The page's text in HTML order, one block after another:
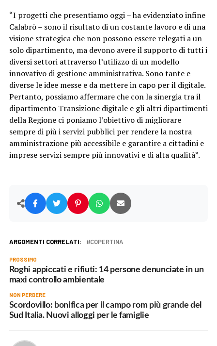
“I progetti che presentiamo oggi – ha evidenziato infine
Calabrò – sono il risultato di un costante lavoro e di una
visione strategica che non possono essere relegati a un
solo dipartimento, ma devono avere il supporto di tutti i
diversi settori attraverso l’utilizzo di un modello
innovativo di gestione amministrativa. Sono tante e
diverse le idee messe e da mettere in capo per il digitale.
Pertanto, possiamo affermare che con la sinergia tra il
dipartimento Transizione digitale e gli altri dipartimenti
della Regione ci poniamo l’obiettivo di migliorare
sempre di più i servizi pubblici per rendere la nostra
amministrazione più accessibile e garantire a cittadini e
imprese servizi sempre più innovativi e di alta qualità”.
ARGOMENTI CORRELATI: COPERTINA
PROSSIMO
Roghi appiccati e rifiuti: 14 persone denunciate in un
maxi controllo ambientale
NON PERDERE
Scordovillo: bonifica per il campo rom più grande del
Sud Italia. Nuovi alloggi per le famiglie